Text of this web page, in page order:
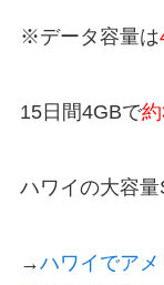
※データ容量は
15日間4GBで
ハワイの大容量
→ハワイでアメ